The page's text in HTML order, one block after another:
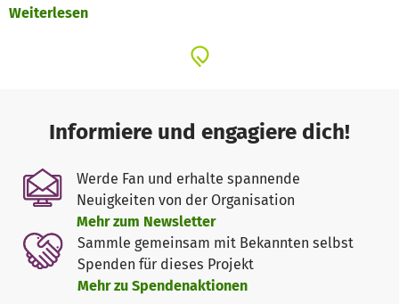
„Gewalt.Passiert.Täglich.Neben.Dir.“ tin wir genau das.
Was jeden Tag passiert. Jede Stunde. Jede Minute. Direkt
Vom 19. und 20. September 2026 wird unsere künstlerisch
begehbare Rauminstallation in Berlin (Tanzhalle
Wiesenburg) öffentlich zugänglich sein. - Eintritt frei.
Von Samstagmorgen bis Sonntagabend wächst die „Wand
der Fälle“ in Echtzeit. Während im realen Leben um uns
herum hinter Türen geweint, geschwiegen, kontrolliert
oder verletzt wird, verdichtet sich der Raum aus Licht,
Stimmen, Projektionen und Fallkarten immer weiter.
Weiterlesen
Informiere und engagiere dich!
Werde Fan und erhalte spannende
Neuigkeiten von der Organisation
Mehr zum Newsletter
Sammle gemeinsam mit Bekannten selbst
Spenden für dieses Projekt
Mehr zu Spendenaktionen